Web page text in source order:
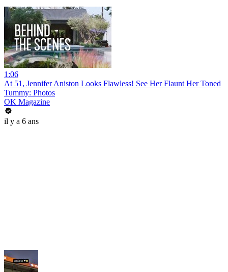
1:06
At 51, Jennifer Aniston Looks Flawless! See Her Flaunt Her Toned
Tummy: Photos
OK Magazine
il y a 6 ans